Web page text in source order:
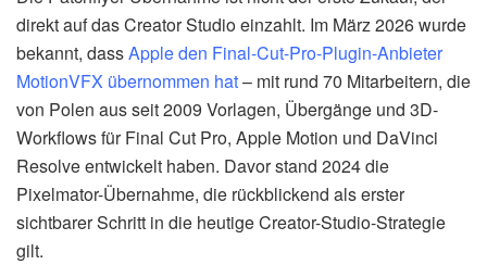
direkt auf das Creator Studio einzahlt. Im März 2026 wurde
bekannt, dassApple den Final-Cut-Pro-Plugin-Anbieter
MotionVFX übernommen hat– mit rund 70 Mitarbeitern, die
von Polen aus seit 2009 Vorlagen, Übergänge und 3D-
Workflows für Final Cut Pro, Apple Motion und DaVinci
Resolve entwickelt haben. Davor stand 2024 die
Pixelmator-Übernahme, die rückblickend als erster
sichtbarer Schritt in die heutige Creator-Studio-Strategie
gilt.